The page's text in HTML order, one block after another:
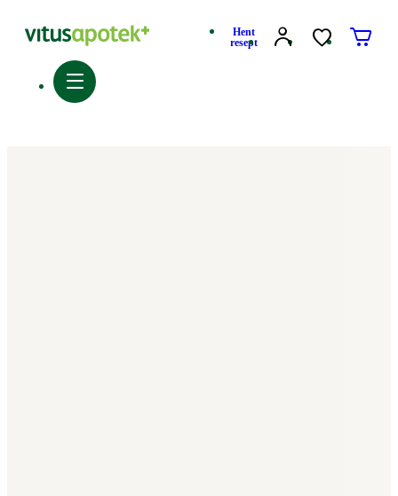
Hent
resept